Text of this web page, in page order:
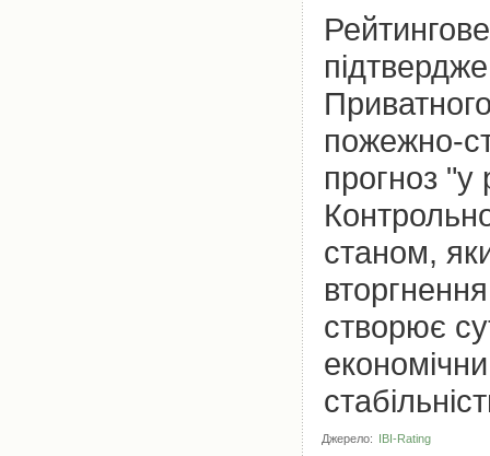
пожежно-
прогноз "у
станом,
створює
Джерело: IBI-Rating